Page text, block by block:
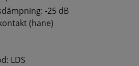
-25 dB
(hane)
LDS